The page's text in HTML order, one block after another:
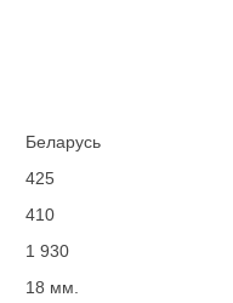
Беларусь
425
410
1 930
18 мм.